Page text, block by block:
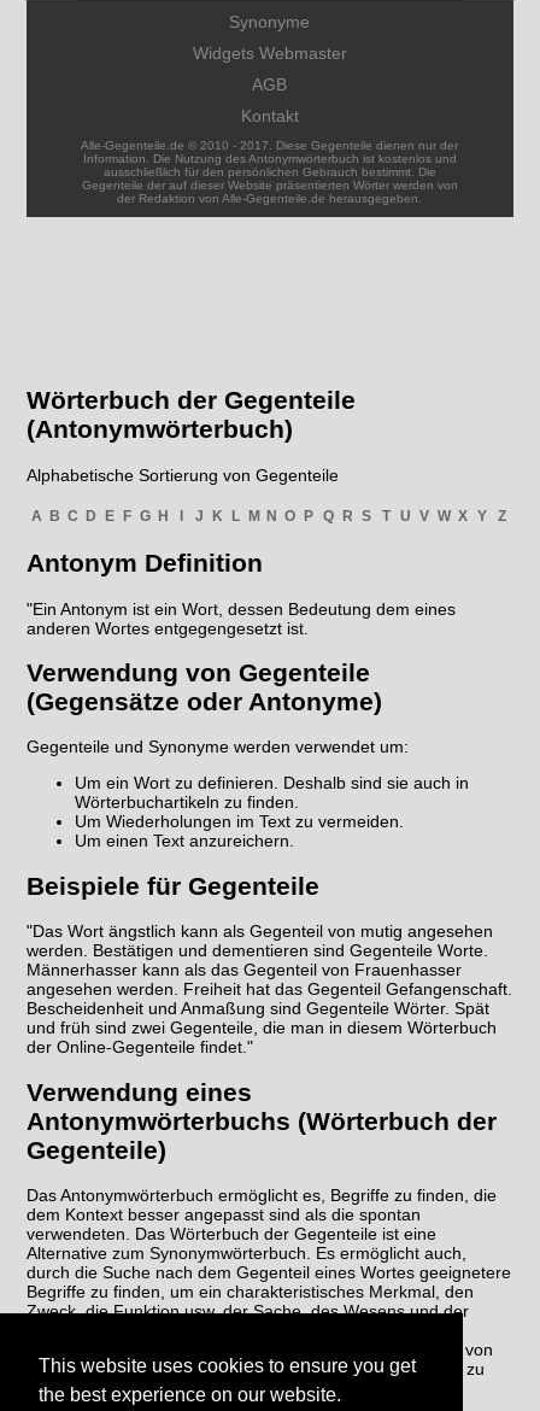
This website uses cookies to ensure you get
the best experience on our website.
Synonyme
Widgets Webmaster
AGB
Kontakt
Alle-Gegenteile.de © 2010 - 2017. Diese Gegenteile dienen nur der
Information. Die Nutzung des Antonymwörterbuch ist kostenlos und
ausschließlich für den persönlichen Gebrauch bestimmt. Die
Gegenteile der auf dieser Website präsentierten Wörter werden von
der Redaktion von Alle-Gegenteile.de herausgegeben.
Wörterbuch der Gegenteile
(Antonymwörterbuch)
Alphabetische Sortierung von Gegenteile
A B C D E F G H I J K L M N O P Q R S T U V W X Y Z
Antonym Definition
"Ein Antonym ist ein Wort, dessen Bedeutung dem eines
anderen Wortes entgegengesetzt ist.
Verwendung von Gegenteile
(Gegensätze oder Antonyme)
Gegenteile und Synonyme werden verwendet um:
Um ein Wort zu definieren. Deshalb sind sie auch in
Wörterbuchartikeln zu finden.
Um Wiederholungen im Text zu vermeiden.
Um einen Text anzureichern.
Beispiele für Gegenteile
"Das Wort ängstlich kann als Gegenteil von mutig angesehen
werden. Bestätigen und dementieren sind Gegenteile Worte.
Männerhasser kann als das Gegenteil von Frauenhasser
angesehen werden. Freiheit hat das Gegenteil Gefangenschaft.
Bescheidenheit und Anmaßung sind Gegenteile Wörter. Spät
und früh sind zwei Gegenteile, die man in diesem Wörterbuch
der Online-Gegenteile findet."
Verwendung eines
Antonymwörterbuchs (Wörterbuch der
Gegenteile)
Das Antonymwörterbuch ermöglicht es, Begriffe zu finden, die
dem Kontext besser angepasst sind als die spontan
verwendeten. Das Wörterbuch der Gegenteile ist eine
Alternative zum Synonymwörterbuch. Es ermöglicht auch,
durch die Suche nach dem Gegenteil eines Wortes geeignetere
Begriffe zu finden, um ein charakteristisches Merkmal, den
Zweck, die Funktion usw. der Sache, des Wesens und der
Wörterbuch ermöglicht es schließlich, eine Wiederholung von
Wörtern im selben Text zu vermeiden, um den Schreibstil zu
verbessern.